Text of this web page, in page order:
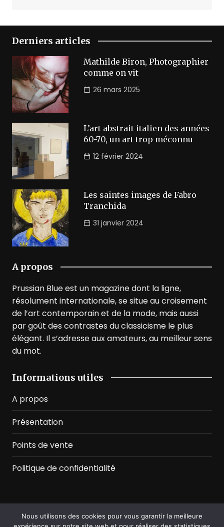
Derniers articles
Mathilde Biron, Photographier
comme on vit
26 mars 2025
L’art abstrait italien des années
60-70, un art trop méconnu
12 février 2024
Les saintes images de Fabro
Tranchida
31 janvier 2024
A propos
Prussian Blue est un magazine dont la ligne,
résolument internationale, se situe au croisement
de l’art contemporain et de la mode, mais aussi
par goût des contrastes du classicisme le plus
élégant. Il s’adresse aux amateurs, au meilleur sens
du mot.
Informations utiles
A propos
Présentation
Points de vente
Politique de confidentialité
Nous utilisons des cookies pour vous garantir la meilleure